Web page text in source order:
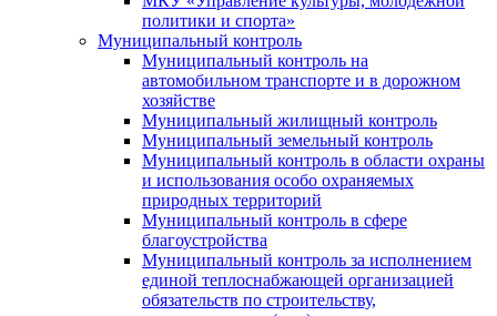
политики и спорта»
Муниципальный контроль
Муниципальный контроль на
автомобильном транспорте и в дорожном
хозяйстве
Муниципальный жилищный контроль
Муниципальный земельный контроль
Муниципальный контроль в области охраны
и использования особо охраняемых
природных территорий
Муниципальный контроль в сфере
благоустройства
Муниципальный контроль за исполнением
единой теплоснабжающей организацией
обязательств по строительству,